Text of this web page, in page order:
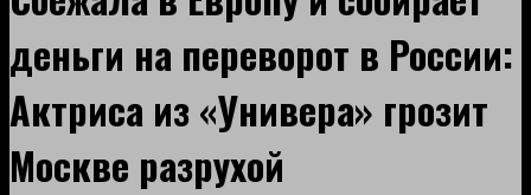
деньги на переворот в России:
Актриса из «Универа» грозит
Москве разрухой